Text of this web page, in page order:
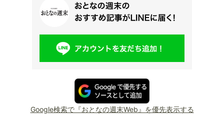
Google検索で『おとなの週末Web』を優先表示する